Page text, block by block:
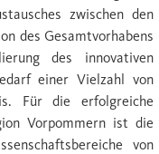
zwischen den
des Gesamtvorhabens
des innovativen
einer Vielzahl von
Für die erfolgreiche
Vorpommern ist die
von